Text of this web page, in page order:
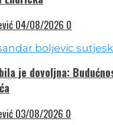
04/08/2026 0
je dovoljna:
03/08/2026 0